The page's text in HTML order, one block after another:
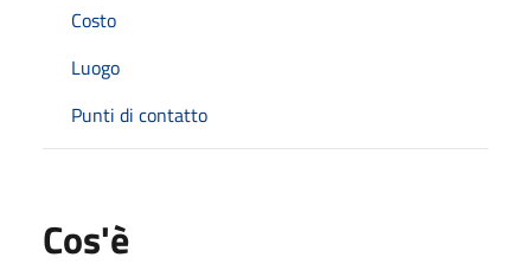
Costo
Luogo
Punti di contatto
Cos'è